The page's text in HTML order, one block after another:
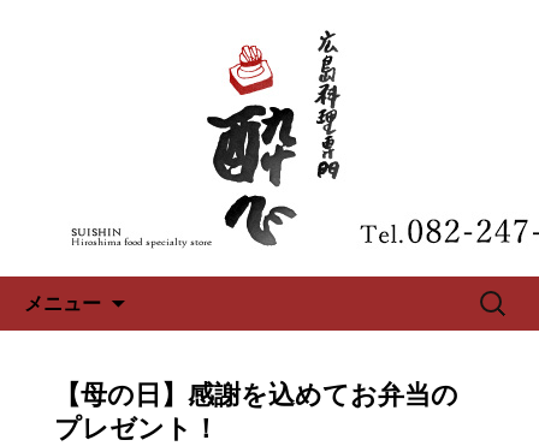
広島、中区の広島料理専門【酔
心】のブログ
メニュー
検
【母の日】感謝を込めてお弁当の
プレゼント！